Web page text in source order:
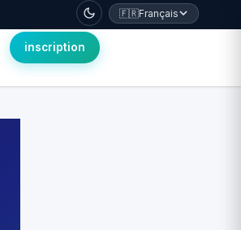
🇫🇷Français
inscription